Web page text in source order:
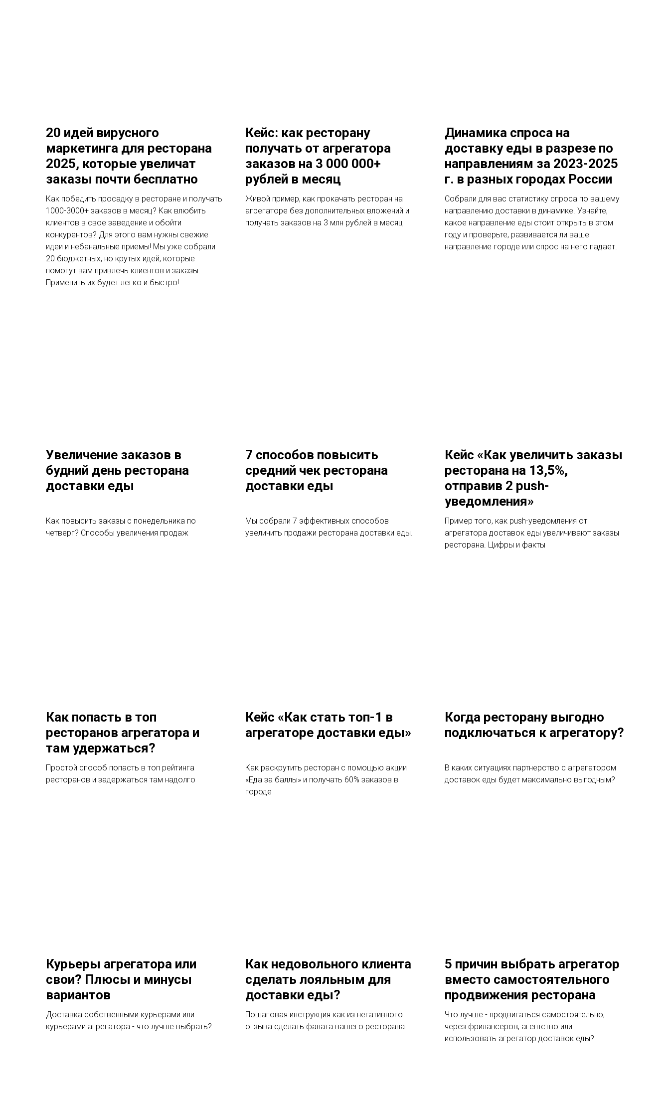
20 идей вирусного
маркетинга для ресторана
2025, которые увеличат
заказы почти бесплатно
Как победить просадку в ресторане и получать
1000-3000+ заказов в месяц? Как влюбить
клиентов в свое заведение и обойти
конкурентов? Для этого вам нужны свежие
идеи и небанальные приемы! Мы уже собрали
20 бюджетных, но крутых идей, которые
помогут вам привлечь клиентов и заказы.
Применить их будет легко и быстро!
Кейс: как ресторану
получать от агрегатора
заказов на 3 000 000+
рублей в месяц
Живой пример, как прокачать ресторан на
агрегаторе без дополнительных вложений и
получать заказов на 3 млн рублей в месяц
Динамика спроса на
доставку еды в разрезе по
направлениям за 2023-2025
г. в разных городах России
Собрали для вас статистику спроса по вашему
направлению доставки в динамике. Узнайте,
какое направление еды стоит открыть в этом
году и проверьте, развивается ли ваше
направление городе или спрос на него падает.
Увеличение заказов в
будний день ресторана
доставки еды
Как повысить заказы с понедельника по
четверг? Способы увеличения продаж
7 способов повысить
средний чек ресторана
доставки еды
Мы собрали 7 эффективных способов
увеличить продажи ресторана доставки еды.
Кейс «Как увеличить заказы
ресторана на 13,5%,
отправив 2 push-
уведомления»
Пример того, как push-уведомления от
агрегатора доставок еды увеличивают заказы
ресторана. Цифры и факты
Как попасть в топ
ресторанов агрегатора и
там удержаться?
Простой способ попасть в топ рейтинга
ресторанов и задержаться там надолго
Кейс «Как стать топ-1 в
агрегаторе доставки еды»
Как раскрутить ресторан с помощью акции
«Еда за баллы» и получать 60% заказов в
городе
Когда ресторану выгодно
подключаться к агрегатору?
В каких ситуациях партнерство с агрегатором
доставок еды будет максимально выгодным?
Курьеры агрегатора или
свои? Плюсы и минусы
вариантов
Доставка собственными курьерами или
курьерами агрегатора - что лучше выбрать?
Как недовольного клиента
сделать лояльным для
доставки еды?
Пошаговая инструкция как из негативного
отзыва сделать фаната вашего ресторана
5 причин выбрать агрегатор
вместо самостоятельного
продвижения ресторана
Что лучше - продвигаться самостоятельно,
через фрилансеров, агентство или
использовать агрегатор доставок еды?